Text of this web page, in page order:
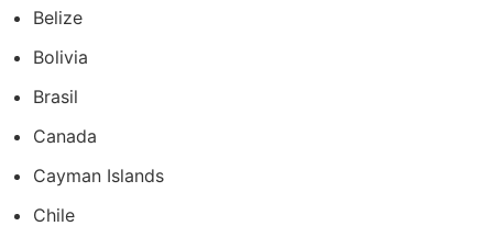
Belize
Bolivia
Brasil
Canada
Cayman Islands
Chile